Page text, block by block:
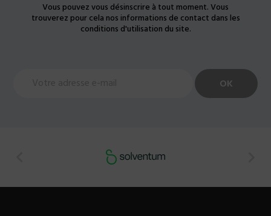
Vous pouvez vous désinscrire à tout moment. Vous
trouverez pour cela nos informations de contact dans les
conditions d'utilisation du site.